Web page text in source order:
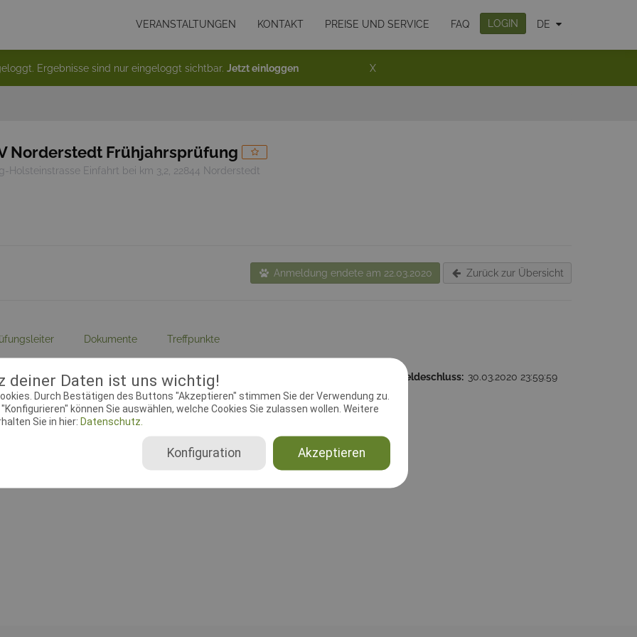
deiner Daten ist uns wichtig!
Durch Bestätigen des Buttons "Akzeptieren" stimmen Sie der Verwendung zu.
können Sie auswählen, welche Cookies Sie zulassen wollen. Weitere
Sie in hier: Datenschutz.
Akzeptieren
Konfiguration
VERANSTALTUNGEN KONTAKT PREISE UND SERVICE FAQ LOGIN DE
Ergebnisse sind nur eingeloggt sichtbar. Jetzt einloggen X
Norderstedt Frühjahrsprüfung
Holsteinstrasse Einfahrt bei km 3,2, 22844 Norderstedt
Anmeldung endete am 22.03.2020 Zurück zur Übersicht
Dokumente Treffpunkte
15.02.2020 00:00:00 Meldeschluss: 2. Meldeschluss: 30.03.2020 23:59:59
Verein: PHSV
e.V., 3-1-19
Adresse: Schleswig-Holsteinstrasse